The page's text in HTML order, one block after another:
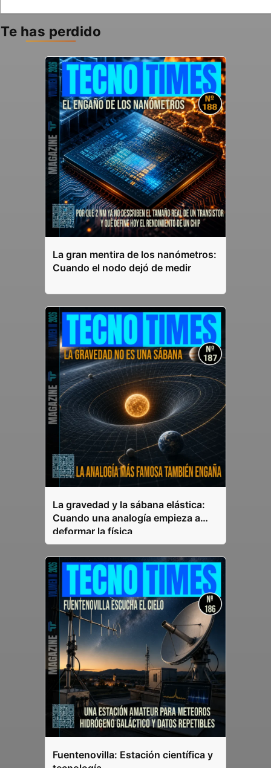
Te has perdido
La gran mentira de los nanómetros:
Cuando el nodo dejó de medir
La gravedad y la sábana elástica:
Cuando una analogía empieza a
deformar la física
Fuentenovilla: Estación científica y